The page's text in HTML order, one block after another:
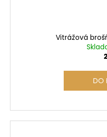
Vitrážová
DO